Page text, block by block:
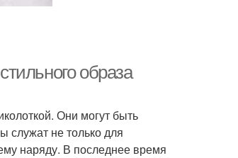
образа
Они могут быть
служат не только для
наряду. В последнее время